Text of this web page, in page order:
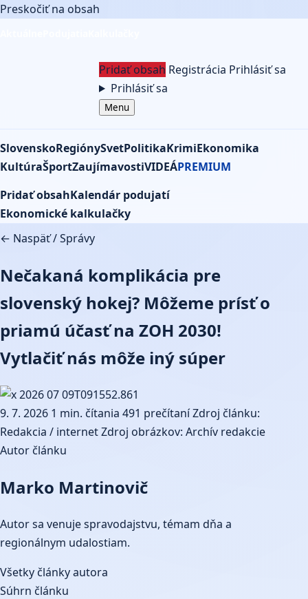
Preskočiť na obsah
Pridať obsah Registrácia Prihlásiť sa
Prihlásiť sa
Menu
SlovenskoRegiónySvetPolitikaKrimiEkonomika
KultúraŠportZaujímavostiVIDEÁPREMIUM
Pridať obsahKalendár podujatí
Ekonomické kalkulačky
← Naspäť/Správy
Nečakaná komplikácia pre
slovenský hokej? Môžeme prísť o
priamú účasť na ZOH 2030!
Vytlačiť nás môže iný súper
9. 7. 2026 1 min. čítania 491 prečítaníZdroj článku:
Redakcia / internetZdroj obrázkov: Archív redakcie
Autor článku
Marko Martinovič
Autor sa venuje spravodajstvu, témam dňa a
regionálnym udalostiam.
Všetky články autora
Súhrn článku